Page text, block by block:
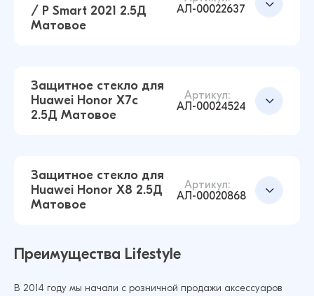
Защитное стекло для Huawei P30 2.5Д
Матовое (Чёрный)
Защитное стекло для Huawei Honor 20 /
/ P Smart 2021 2.5Д
Матовое
АЛ-00022637
38 ₽38 ₽
Защитное стекло для
Huawei Honor X7c
2.5Д Матовое
Артикул:
АЛ-00024524
Защитное стекло для
Huawei Honor X8 2.5Д
Матовое
Артикул:
АЛ-00020868
Преимущества Lifestyle
В 2014 году мы начали с розничной продажи аксессуаров